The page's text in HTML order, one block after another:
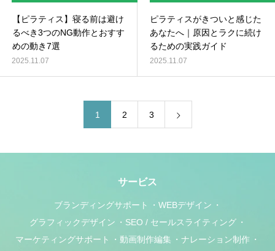
【ピラティス】寝る前は避け
るべき3つのNG動作とおすす
めの動き7選
2025.11.07
ピラティスがきついと感じた
あなたへ｜原因とラクに続け
るための実践ガイド
2025.11.07
1 2 3
サービス
ブランディングサポート
WEBデザイン
グラフィックデザイン
SEO / セールスライティング
マーケティングサポート
動画制作編集
ナレーション制作